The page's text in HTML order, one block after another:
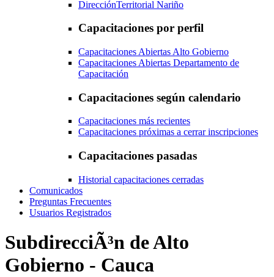
DirecciónTerritorial Nariño
Capacitaciones por perfil
Capacitaciones Abiertas Alto Gobierno
Capacitaciones Abiertas Departamento de
Capacitación
Capacitaciones según calendario
Capacitaciones más recientes
Capacitaciones próximas a cerrar inscripciones
Capacitaciones pasadas
Historial capacitaciones cerradas
Comunicados
Preguntas Frecuentes
Usuarios Registrados
SubdirecciÃ³n de Alto
Gobierno - Cauca